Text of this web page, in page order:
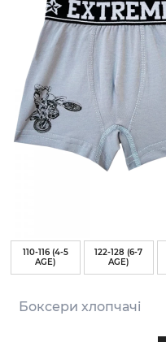
110-116 (4-5
AGE)
122-128 (6-7
AGE)
Боксери хлопчачі